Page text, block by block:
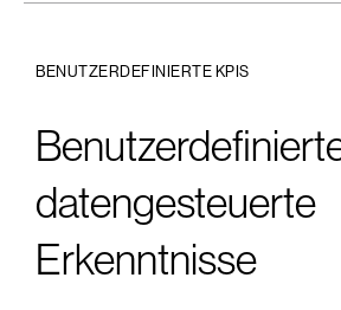
BENUTZERDEFINIERTE KPIS
datengesteuerte
Erkenntnisse